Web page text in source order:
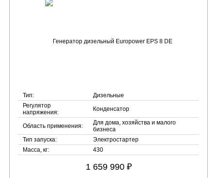
Тип:
Дизельные
Регулятор
напряжения:
Конденсатор
Область применения:
Для дома, хозяйства и малого
бизнеса
Тип запуска:
Электростартер
Масса, кг:
430
1 659 990 ₽